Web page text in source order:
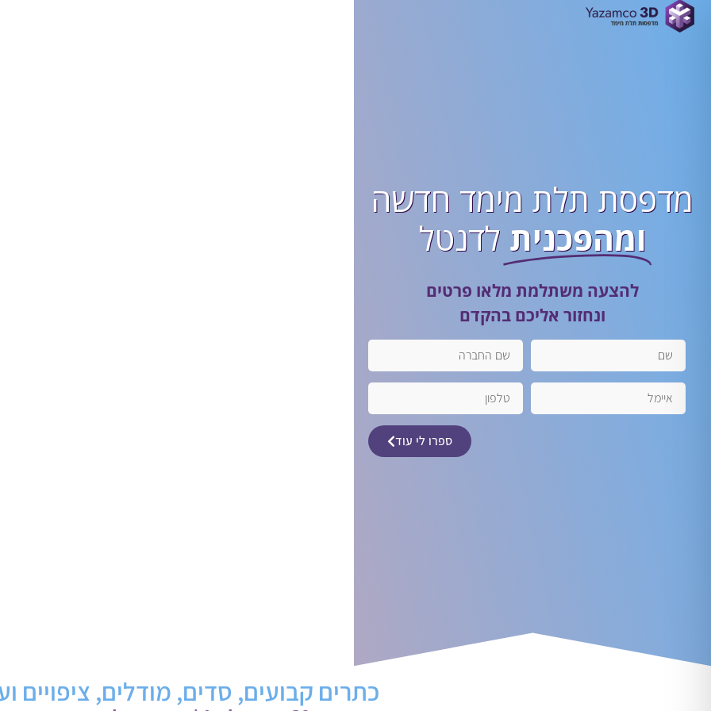
מדפסת תלת מימד חדשה
ומהפכנית לדנטל
להצעה משתלמת מלאו פרטים
ונחזור אליכם בהקדם
ספרו לי עוד
כתרים קבועים, סדים, מודלים, ציפויים